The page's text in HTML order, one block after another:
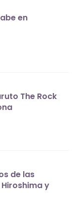
en
The Rock
de las
y